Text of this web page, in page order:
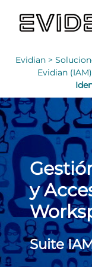
Evidian >
Evidian
y
Suite